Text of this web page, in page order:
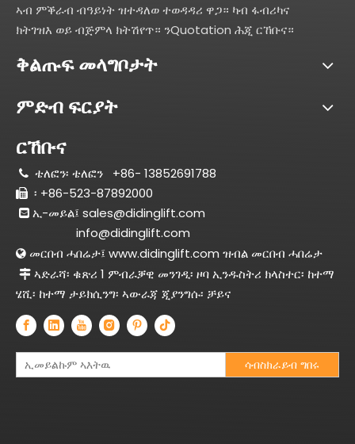
ኣብ ምቕራብ ብዓይነት ዝተዳለወ ተወዳዳሪ ዋጋ። ካብ ፋብሪካና
ክትገዝእ ወይ ብጅምላ ክትሽየጥ። ንQuotation ሕጂ ርኸቡና።
ቅልጡፍ መላግቦታት
ምድብ ፍርያት
ርኸቡና
 ቴለፎን፡ ቴለፎን +86- 13852691788
 ፡ +86-523-87892000
 ኢ-መይል፤ sales@didinglift.com
info@didinglift.com
 መርበብ ሓበሬታ፤ www.didinglift.com ዝብል መርበብ ሓበሬታ
 ኣድራሻ፡ ቁጽሪ 1 ምብራቓዊ መንገዲ፡ ዞባ ኢንዱስትሪ ክላስተር፡ ከተማ
ሄሺ፡ ከተማ ታይክሲንግ፡ ኣውራጃ ጂያንግሱ፡ ቻይና
ሳብስክራይብ ግበሩ